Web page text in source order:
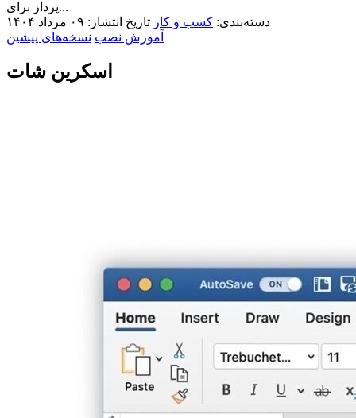
پرداز برای...
دسته‌بندی: کسب و کار تاریخ انتشار: ۰۹ مرداد ۱۴۰۴
آموزش نصب نسخه‌های پیشین
اسکرین شات